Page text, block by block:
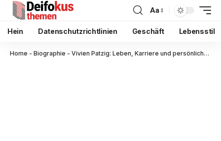
Aa
Hein Datenschutzrichtlinien Geschäft Lebensstil
Home - Biographie - Vivien Patzig: Leben, Karriere und persönlicher Hintergrund